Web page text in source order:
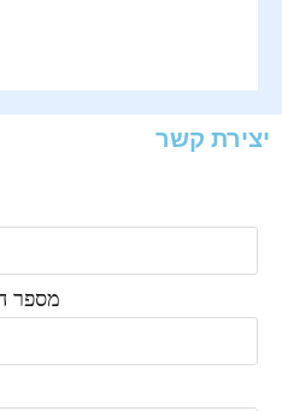
יצירת קשר
מספר